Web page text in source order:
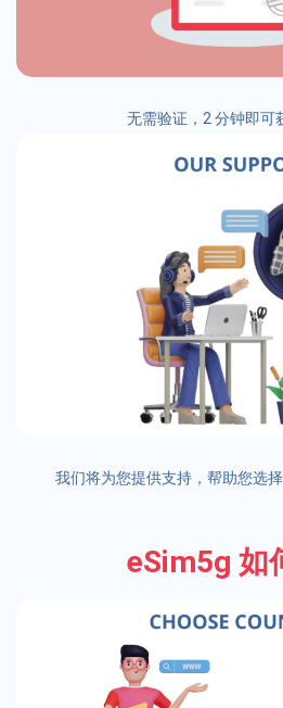
无需验证，2 分钟即可
我们将为您提供支持，帮助您选择
eSim5g 如